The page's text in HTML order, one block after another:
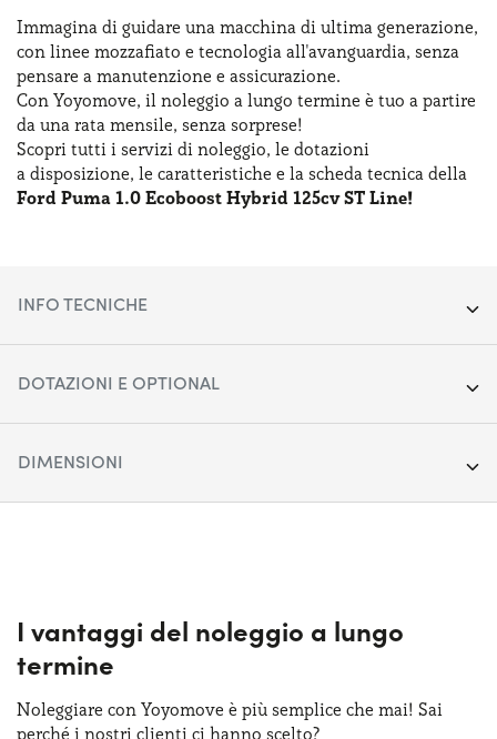
Immagina di guidare una macchina di ultima generazione,
con linee mozzafiato e tecnologia all'avanguardia, senza
pensare a manutenzione e assicurazione.
Con Yoyomove, il noleggio a lungo termine è tuo a partire
da una rata mensile, senza sorprese!
Scopri tutti i servizi di noleggio, le dotazioni
a disposizione, le caratteristiche e la scheda tecnica della
Ford Puma 1.0 Ecoboost Hybrid 125cv ST Line!
INFO TECNICHE
Alimentazione:
Posti auto:5
Potenza:
DOTAZIONI E OPTIONAL
Display touchscreen da 12"
Fari anteriori LED
DIMENSIONI
Altezza: 155 cm
Bagagliaio (max):
Bagagliaio (min): 456 lt
I vantaggi del noleggio a lungo
termine
Noleggiare con Yoyomove è più semplice che mai! Sai
perché i nostri clienti ci hanno scelto?